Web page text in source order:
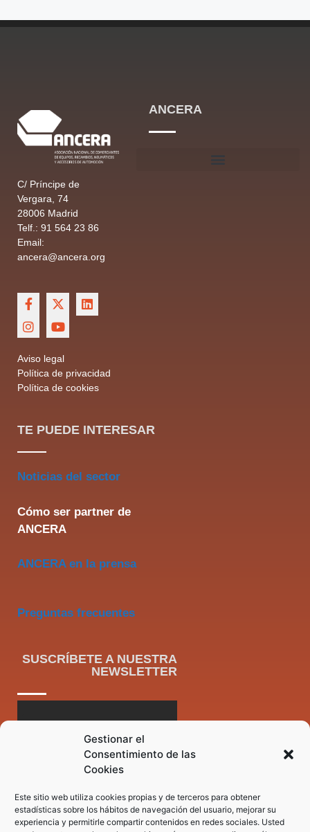
Gestionar el
Consentimiento de las
Cookies
Este sitio web utiliza cookies propias y de terceros para obtener
estadísticas sobre los hábitos de navegación del usuario, mejorar su
experiencia y permitirle compartir contenidos en redes sociales. Usted
C/ Príncipe de
Vergara, 74
28006 Madrid
Telf.: 91 564 23 86
Email:
ancera@ancera.org
Aviso legal
Política de privacidad
Política de cookies
ANCERA
TE PUEDE INTERESAR
Noticias del sector
Cómo ser partner de
ANCERA
ANCERA en la prensa
Preguntas frecuentes
SUSCRÍBETE A NUESTRA
NEWSLETTER